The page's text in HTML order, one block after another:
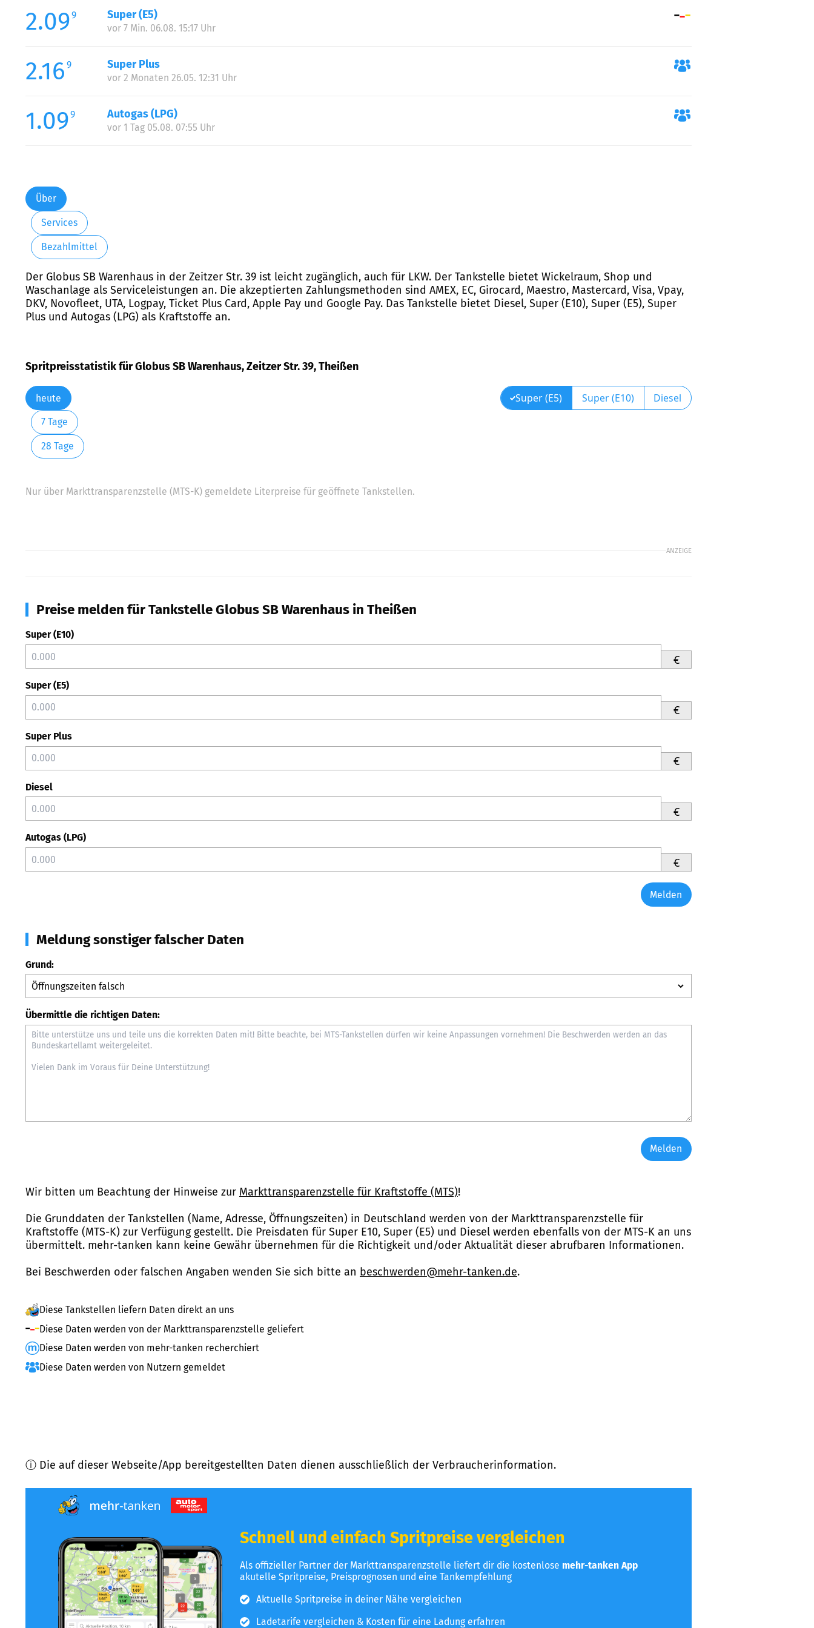
2.099 Super (E5)
vor 7 Min. 06.08. 15:17 Uhr
2.16 9 Super Plus
vor 2 Monaten 26.05. 12:31 Uhr
1.099 Autogas (LPG)
vor 1 Tag 05.08. 07:55 Uhr
Über
Services
Bezahlmittel
Der Globus SB Warenhaus in der Zeitzer Str. 39 ist leicht zugänglich, auch für LKW. Der Tankstelle bietet Wickelraum, Shop und
Waschanlage als Serviceleistungen an. Die akzeptierten Zahlungsmethoden sind AMEX, EC, Girocard, Maestro, Mastercard, Visa, Vpay,
DKV, Novofleet, UTA, Logpay, Ticket Plus Card, Apple Pay und Google Pay. Das Tankstelle bietet Diesel, Super (E10), Super (E5), Super
Plus und Autogas (LPG) als Kraftstoffe an.
Spritpreisstatistik für Globus SB Warenhaus, Zeitzer Str. 39, Theißen
heute
7 Tage
28 Tage
Super (E5) Super (E10) Diesel
Nur über Markttransparenzstelle (MTS-K) gemeldete Literpreise für geöffnete Tankstellen.
ANZEIGE
Preise melden für Tankstelle Globus SB Warenhaus in Theißen
Super (E10)
€
Super (E5)
€
Super Plus
€
Diesel
€
Autogas (LPG)
€
Melden
Meldung sonstiger falscher Daten
Grund:
Übermittle die richtigen Daten:
Melden
Wir bitten um Beachtung der Hinweise zur Markttransparenzstelle für Kraftstoffe (MTS)!
Die Grunddaten der Tankstellen (Name, Adresse, Öffnungszeiten) in Deutschland werden von der Markttransparenzstelle für
Kraftstoffe (MTS-K) zur Verfügung gestellt. Die Preisdaten für Super E10, Super (E5) und Diesel werden ebenfalls von der MTS-K an uns
übermittelt. mehr-tanken kann keine Gewähr übernehmen für die Richtigkeit und/oder Aktualität dieser abrufbaren Informationen.
Bei Beschwerden oder falschen Angaben wenden Sie sich bitte an beschwerden@mehr-tanken.de.
Diese Tankstellen liefern Daten direkt an uns
Diese Daten werden von der Markttransparenzstelle geliefert
Diese Daten werden von mehr-tanken recherchiert
Diese Daten werden von Nutzern gemeldet
ⓘ Die auf dieser Webseite/App bereitgestellten Daten dienen ausschließlich der Verbraucherinformation.
Schnell und einfach Spritpreise vergleichen
Als offizieller Partner der Markttransparenzstelle liefert dir die kostenlose mehr-tanken App
akutelle Spritpreise, Preisprognosen und eine Tankempfehlung
Aktuelle Spritpreise in deiner Nähe vergleichen
Ladetarife vergleichen & Kosten für eine Ladung erfahren